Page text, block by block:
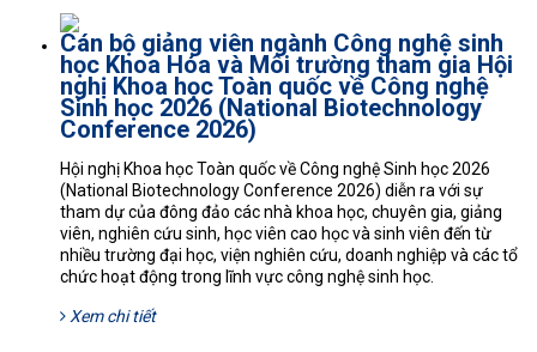
Cán bộ giảng viên ngành Công nghệ sinh
học Khoa Hóa và Môi trường tham gia Hội
nghị Khoa học Toàn quốc về Công nghệ
Sinh học 2026 (National Biotechnology
Conference 2026)
Hội nghị Khoa học Toàn quốc về Công nghệ Sinh học 2026
(National Biotechnology Conference 2026) diễn ra với sự
tham dự của đông đảo các nhà khoa học, chuyên gia, giảng
viên, nghiên cứu sinh, học viên cao học và sinh viên đến từ
nhiều trường đại học, viện nghiên cứu, doanh nghiệp và các tổ
chức hoạt động trong lĩnh vực công nghệ sinh học.
Xem chi tiết